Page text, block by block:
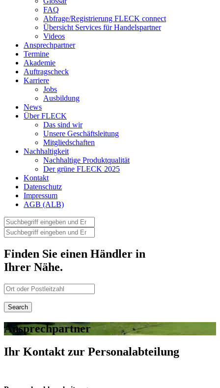
FAQ
Abfrage/Registrierung FLECK connect
Übersicht Services für Handelspartner
Videos
Ansprechpartner
Termine
Akademie
Auftragscheck
Karriere
Jobs
Ausbildung
News
Über FLECK
Das sind wir
Unsere Geschäftsleitung
Mitgliedschaften
Nachhaltigkeit
Nachhaltige Produktqualität
Der grüne FLECK 2025
Kontakt
Datenschutz
Impressum
AGB (ALB)
Finden Sie einen Händler in
Ihrer Nähe.
Ansprechpartner
Ihr Kontakt zur Personalabteilung